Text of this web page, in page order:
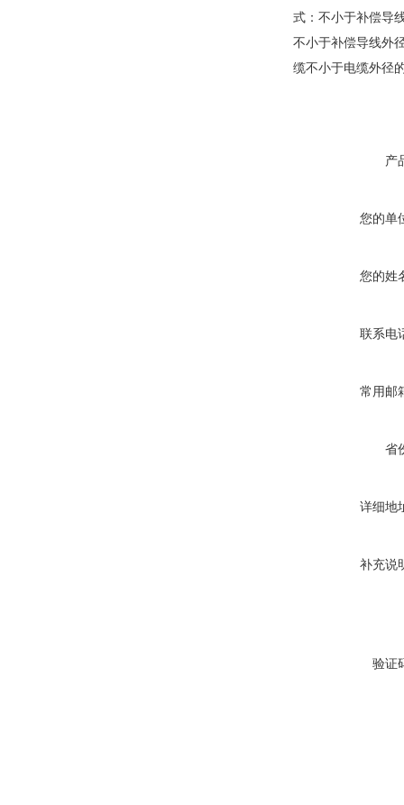
式：不小于补偿导
不小于补偿导线外
缆不小于电缆外径
产
您的单
您的姓
联系电
常用邮
省
详细地
补充说
验证